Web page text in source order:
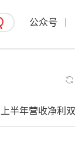
公众号